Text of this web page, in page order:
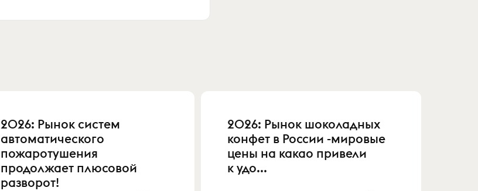
2026: Рынок систем
автоматического
пожаротушения
продолжает плюсовой
разворот!
2026: Рынок шоколадных
конфет в России -мировые
цены на какао привели
к удо...